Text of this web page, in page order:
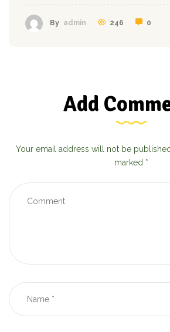
By admin 246 0
Add
Your email address will not be
marked *